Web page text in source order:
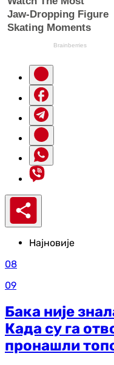
Најновије
08
09
Бака није
Када су га
пронашли